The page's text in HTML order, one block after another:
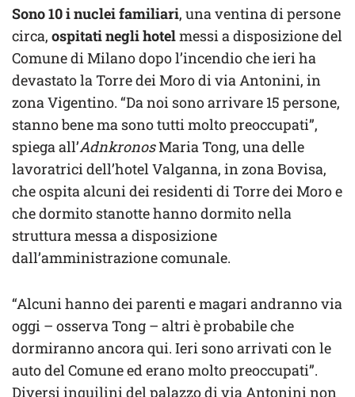
Sono 10 i nuclei familiari, una ventina di persone
circa, ospitati negli hotelmessi a disposizione del
Comune di Milano dopo l’incendio che ieri ha
devastato la Torre dei Moro di via Antonini, in
zona Vigentino. “Da noi sono arrivare 15 persone,
stanno bene ma sono tutti molto preoccupati”,
spiega all’AdnkronosMaria Tong, una delle
lavoratrici dell’hotel Valganna, in zona Bovisa,
che ospita alcuni dei residenti di Torre dei Moro e
che dormito stanotte hanno dormito nella
struttura messa a disposizione
dall’amministrazione comunale.
“Alcuni hanno dei parenti e magari andranno via
oggi – osserva Tong – altri è probabile che
dormiranno ancora qui. Ieri sono arrivati con le
auto del Comune ed erano molto preoccupati”.
Diversi inquilini del palazzo di via Antonini non